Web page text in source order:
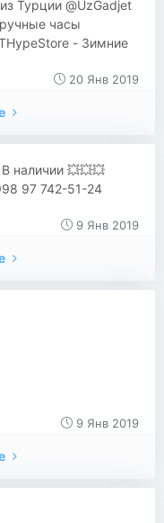
Турции @UzGadjet
часы
- Зимние
20 Янв 2019
наличии 💥💥💥
97 742-51-24
9 Янв 2019
9 Янв 2019